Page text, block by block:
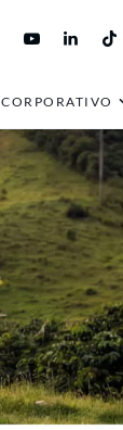
CORPORATIVO